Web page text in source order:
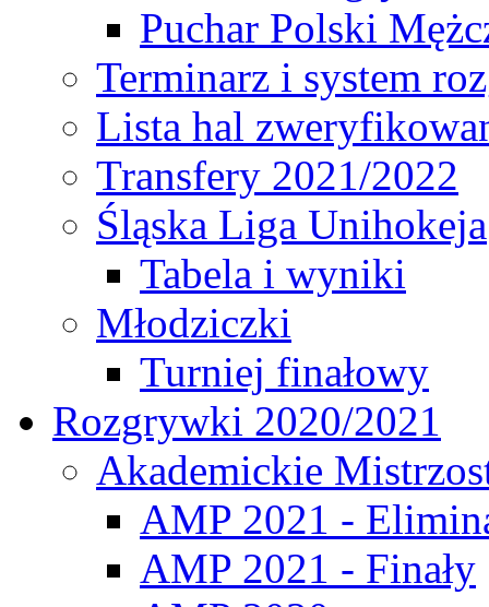
Puchar Polski
Terminarz i system
Lista hal
Transfery 2021/2022
Śląska Liga Unihokeja
Tabela i wyniki
Młodziczki
Turniej finałowy
Rozgrywki 2020/2021
Akademickie
AMP 2021 -
AMP 2021 - Finały